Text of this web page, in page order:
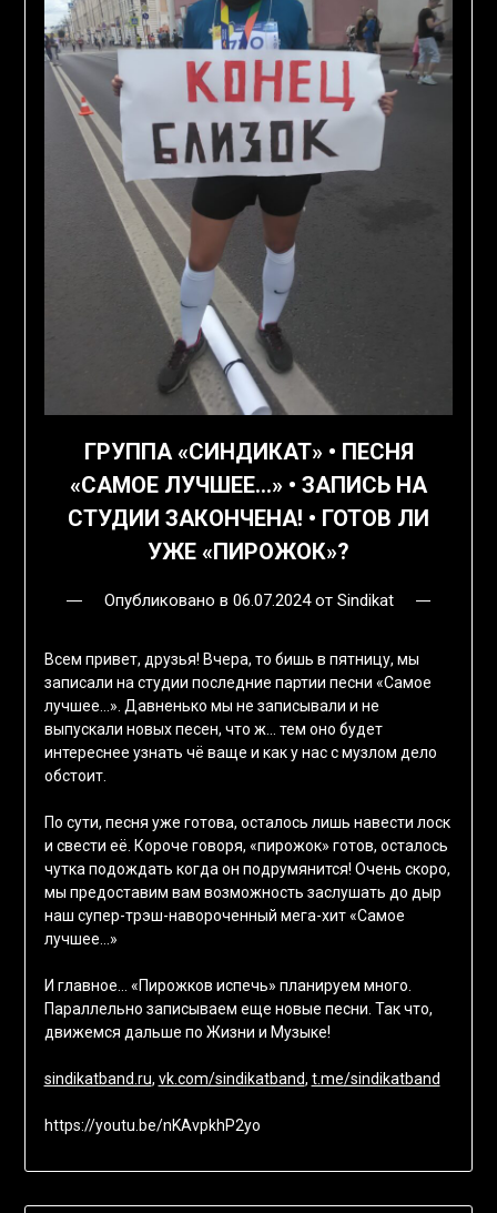
ГРУППА «СИНДИКАТ» • ПЕСНЯ
«САМОЕ ЛУЧШЕЕ…» • ЗАПИСЬ НА
СТУДИИ ЗАКОНЧЕНА! • ГОТОВ ЛИ
УЖЕ «ПИРОЖОК»?
Опубликовано в 06.07.2024от Sindikat
Всем привет, друзья! Вчера, то бишь в пятницу, мы
записали на студии последние партии песни «Самое
лучшее…». Давненько мы не записывали и не
выпускали новых песен, что ж… тем оно будет
интереснее узнать чё ваще и как у нас с музлом дело
обстоит.
По сути, песня уже готова, осталось лишь навести лоск
и свести её. Короче говоря, «пирожок» готов, осталось
чутка подождать когда он подрумянится! Очень скоро,
мы предоставим вам возможность заслушать до дыр
наш супер-трэш-навороченный мега-хит «Самое
лучшее…»
И главное… «Пирожков испечь» планируем много.
Параллельно записываем еще новые песни. Так что,
движемся дальше по Жизни и Музыке!
sindikatband.ru, vk.com/sindikatband, t.me/sindikatband
https://youtu.be/nKAvpkhP2yo